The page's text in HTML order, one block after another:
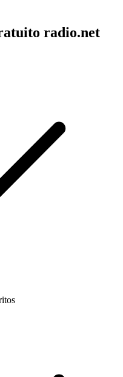
radio.net